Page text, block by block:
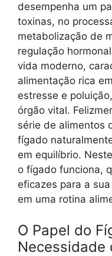
desempenha um
toxinas, no
metabolização de
regulação
vida moderno,
alimentação rica
estresse e
órgão vital.
série de alimentos
fígado
em equilíbrio.
o fígado funciona,
eficazes para a
em uma rotina
O Papel do
Necessidade